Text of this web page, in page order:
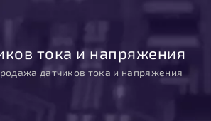
тока и напряжения
датчиков тока и напряжения